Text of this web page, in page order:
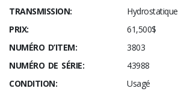
TRANSMISSION:
Hydrostatique
PRIX:
61,500$
NUMÉRO D’ITEM:
3803
NUMÉRO DE SÉRIE:
43988
CONDITION:
Usagé